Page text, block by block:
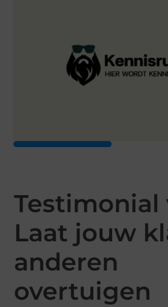
Testimonial
Laat jouw
anderen
overtuigen